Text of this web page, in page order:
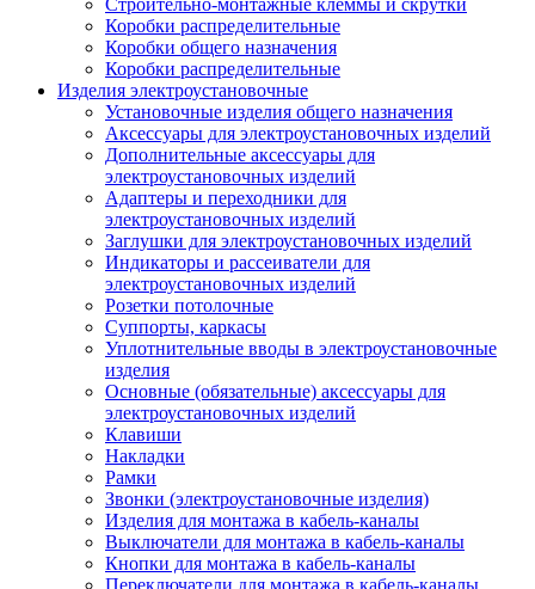
Строительно-монтажные клеммы и скрутки
Коробки распределительные
Коробки общего назначения
Коробки распределительные
Изделия электроустановочные
Установочные изделия общего назначения
Аксессуары для электроустановочных изделий
Дополнительные аксессуары для
электроустановочных изделий
Адаптеры и переходники для
электроустановочных изделий
Заглушки для электроустановочных изделий
Индикаторы и рассеиватели для
электроустановочных изделий
Розетки потолочные
Суппорты, каркасы
Уплотнительные вводы в электроустановочные
изделия
Основные (обязательные) аксессуары для
электроустановочных изделий
Клавиши
Накладки
Рамки
Звонки (электроустановочные изделия)
Изделия для монтажа в кабель-каналы
Выключатели для монтажа в кабель-каналы
Кнопки для монтажа в кабель-каналы
Переключатели для монтажа в кабель-каналы